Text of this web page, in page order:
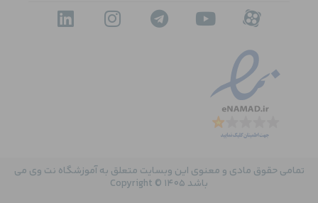
تمامی حقوق مادی و معنوی این وبسایت متعلق به آموزشگاه نت وی می
باشد Copyright © 1405